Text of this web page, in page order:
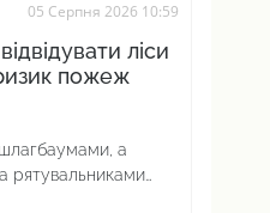
05 Серпня 2026 10:59
ліси
пожеж
а
рятувальниками